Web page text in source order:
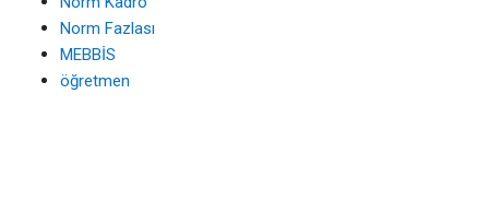
Norm Fazlası
MEBBİS
öğretmen